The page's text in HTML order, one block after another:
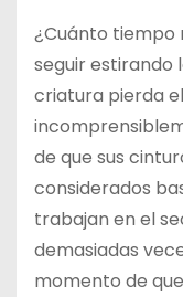
¿Cuánto tiempo
seguir estirando
criatura pierda
de que sus
considerados
trabajan en el
demasiadas
momento de